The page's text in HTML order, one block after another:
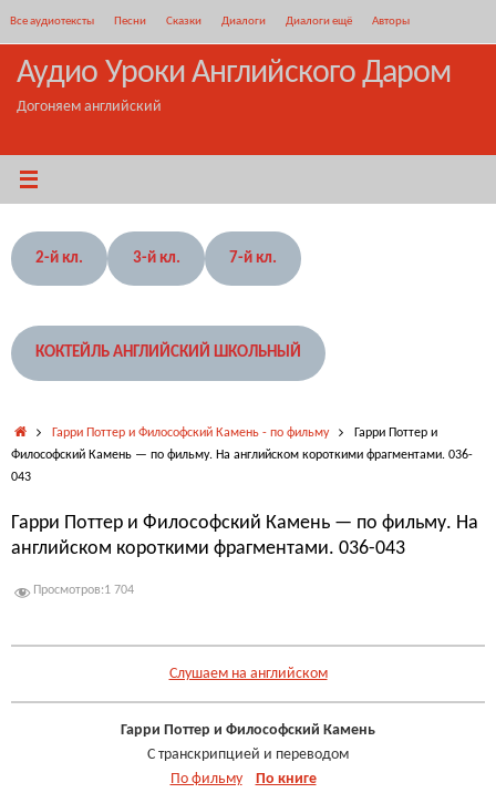
содержимому
Все аудиотексты Песни Сказки Диалоги Диалоги ещё Авторы
Аудио Уроки Английского Даром
Догоняем английский
2-й кл. 3-й кл. 7-й кл.
КОКТЕЙЛЬ АНГЛИЙСКИЙ ШКОЛЬНЫЙ
ГлавнаяГарри Поттер и Философский Камень - по фильму
Гарри Поттер и
Философский Камень — по фильму. На английском короткими фрагментами. 036-
043
Гарри Поттер и Философский Камень — по фильму. На
английском короткими фрагментами. 036-043
Просмотров:1 704
Слушаем на английском
Гарри Поттер и Философский Камень
С транскрипцией и переводом
По фильму
По книге